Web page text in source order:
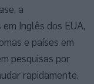
a
Inglês dos EUA,
e países em
pesquisas por
rapidamente.